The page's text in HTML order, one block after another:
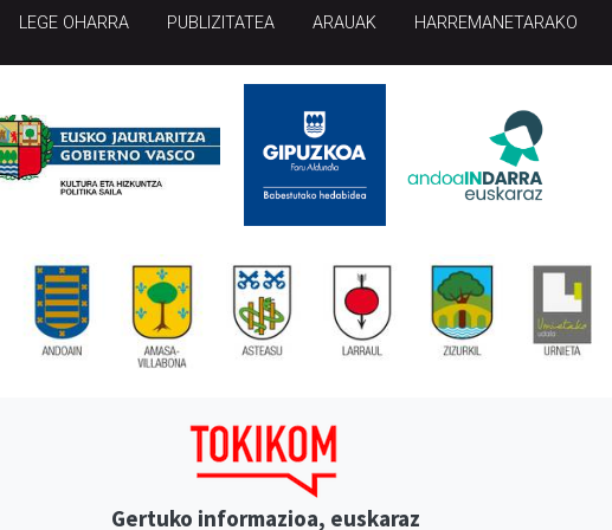
LEGE OHARRA PUBLIZITATEA ARAUAK HARREMANETARAKO
Gertuko informazioa, euskaraz